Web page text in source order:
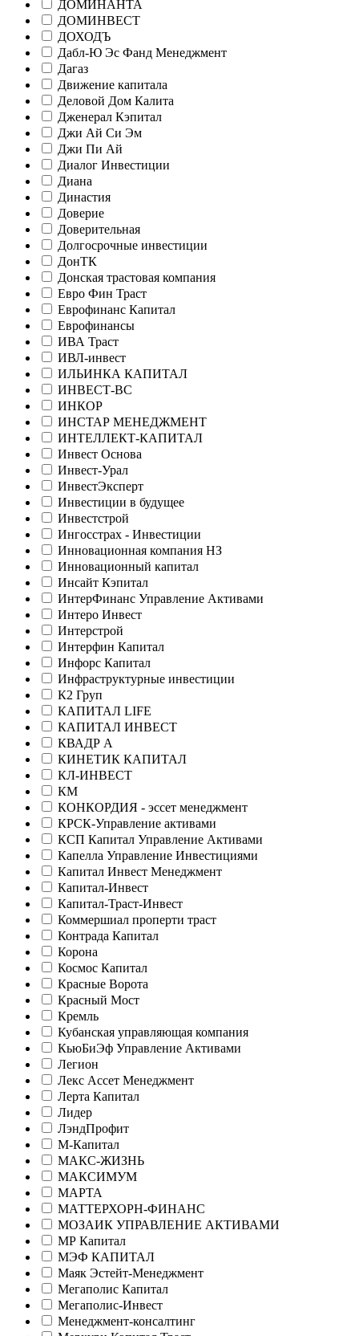
ДОМИНАНТА
ДОМИНВЕСТ
ДОХОДЪ
Дабл-Ю Эс Фанд Менеджмент
Дагаз
Движение капитала
Деловой Дом Калита
Дженерал Кэпитал
Джи Ай Си Эм
Джи Пи Ай
Диалог Инвестиции
Диана
Династия
Доверие
Доверительная
Долгосрочные инвестиции
ДонТК
Донская трастовая компания
Евро Фин Траст
Еврофинанс Капитал
Еврофинансы
ИВА Траст
ИВЛ-инвест
ИЛЬИНКА КАПИТАЛ
ИНВЕСТ-ВС
ИНКОР
ИНСТАР МЕНЕДЖМЕНТ
ИНТЕЛЛЕКТ-КАПИТАЛ
Инвест Основа
Инвест-Урал
ИнвестЭксперт
Инвестиции в будущее
Инвестстрой
Ингосстрах - Инвестиции
Инновационная компания НЗ
Инновационный капитал
Инсайт Кэпитал
ИнтерФинанс Управление Активами
Интеро Инвест
Интерстрой
Интерфин Капитал
Инфорс Капитал
Инфраструктурные инвестиции
К2 Груп
КАПИТАЛ LIFE
КАПИТАЛ ИНВЕСТ
КВАДР А
КИНЕТИК КАПИТАЛ
КЛ-ИНВЕСТ
КМ
КОНКОРДИЯ - эссет менеджмент
КРСК-Управление активами
КСП Капитал Управление Активами
Капелла Управление Инвестициями
Капитал Инвест Менеджмент
Капитал-Инвест
Капитал-Траст-Инвест
Коммершиал проперти траст
Контрада Капитал
Корона
Космос Капитал
Красные Ворота
Красный Мост
Кремль
Кубанская управляющая компания
КьюБиЭф Управление Активами
Легион
Лекс Ассет Менеджмент
Лерта Капитал
Лидер
ЛэндПрофит
М-Капитал
МАКС-ЖИЗНЬ
МАКСИМУМ
МАРТА
МАТТЕРХОРН-ФИНАНС
МОЗАИК УПРАВЛЕНИЕ АКТИВАМИ
МР Капитал
МЭФ КАПИТАЛ
Маяк Эстейт-Менеджмент
Мегаполис Капитал
Мегаполис-Инвест
Менеджмент-консалтинг